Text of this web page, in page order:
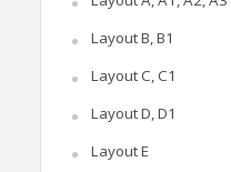
Layout B, B1
Layout C, C1
Layout D, D1
Layout E